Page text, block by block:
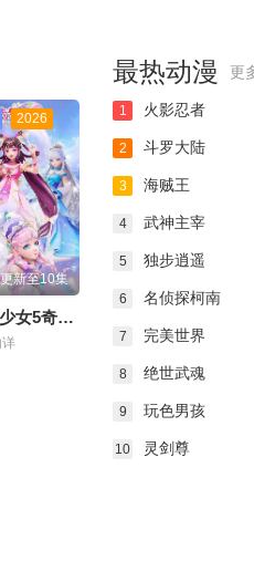
2026
更新至10集
星卡梦少女5奇迹绽放
详
最热动漫 更
1 火影忍者
2 斗罗大陆
3 海贼王
4 武神主宰
5 独步逍遥
6 名侦探柯南
7 完美世界
8 绝世武魂
9 玩色男孩
10 灵剑尊